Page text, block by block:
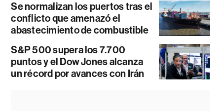
Se normalizan los puertos tras el
conflicto que amenazó el
abastecimiento de combustible
S&P 500 supera los 7.700
puntos y el Dow Jones alcanza
un récord por avances con Irán